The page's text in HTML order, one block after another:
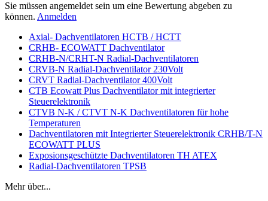
Sie müssen angemeldet sein um eine Bewertung abgeben zu
können. Anmelden
Axial- Dachventilatoren HCTB / HCTT
CRHB- ECOWATT Dachventilator
CRHB-N/CRHT-N Radial-Dachventilatoren
CRVB-N Radial-Dachventilator 230Volt
CRVT Radial-Dachventilator 400Volt
CTB Ecowatt Plus Dachventilator mit integrierter
Steuerelektronik
CTVB N-K / CTVT N-K Dachventilatoren für hohe
Temperaturen
Dachventilatoren mit Integrierter Steuerelektronik CRHB/T-N
ECOWATT PLUS
Exposionsgeschützte Dachventilatoren TH ATEX
Radial-Dachventilatoren TPSB
Mehr über...